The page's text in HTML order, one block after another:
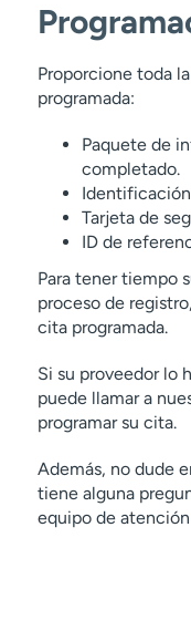
Proporcione toda
programada:
Paquete de
completado.
Tarjeta de
ID de
Para tener tiempo
proceso de
cita programada.
Si su proveedor lo
puede llamar a
programar su cita.
Además, no dude
tiene alguna
equipo de